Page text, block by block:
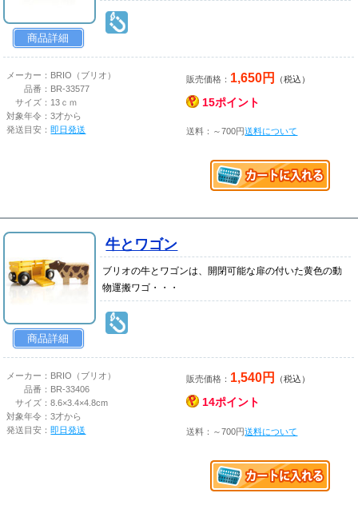
商品詳細
メーカー： BRIO（ブリオ）
品番： BR-33577
サイズ： 13ｃｍ
対象年令：3才から
発送目安：即日発送
販売価格： 1,650円 （税込）
15ポイント
送料：～700円送料について
商品詳細
牛とワゴン
ブリオの牛とワゴンは、開閉可能な扉の付いた黄色の動
物運搬ワゴ・・・
メーカー： BRIO（ブリオ）
品番： BR-33406
サイズ：8.6×3.4×4.8cm
対象年令：3才から
発送目安：即日発送
販売価格： 1,540円 （税込）
14ポイント
送料：～700円送料について